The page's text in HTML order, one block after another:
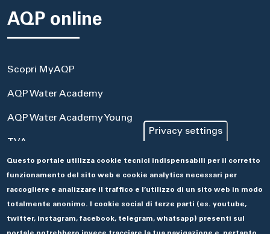
AQP online
Scopri MyAQP
AQP Water Academy
AQP Water Academy Young
TVA
Portale Acquisti
Aseco
Privacy settings
Questo portale utilizza cookie tecnici indispensabili per il corretto
funzionamento del sito web e cookie analytics necessari per
raccogliere e analizzare il traffico e l’utilizzo di un sito web in modo
totalmente anonimo. I cookie social di terze parti (es. youtube,
twitter, instagram, facebook, telegram, whatsapp) presenti sul